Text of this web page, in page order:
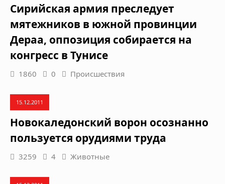
Сирийская армия преследует
мятежников в южной провинции
Дераа, оппозиция собирается на
конгресс в Тунисе
1860 0 Происшествия
15.12.2011
Новокаледонский ворон осознанно
пользуется орудиями труда
3259 4 Животные